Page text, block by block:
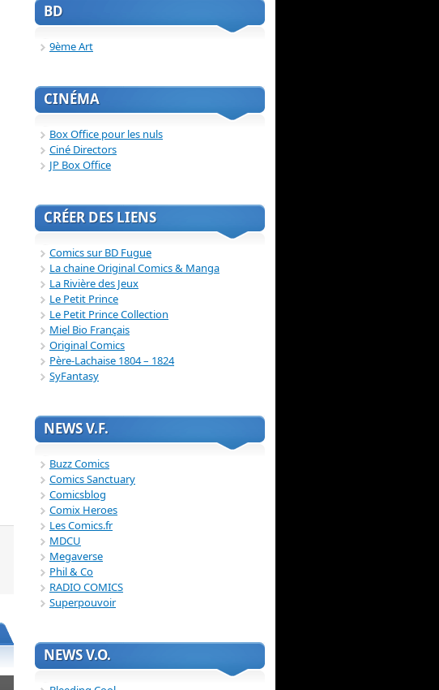
BD
9ème Art
CINÉMA
Box Office pour les nuls
Ciné Directors
JP Box Office
CRÉER DES LIENS
Comics sur BD Fugue
La chaine Original Comics & Manga
La Rivière des Jeux
Le Petit Prince
Le Petit Prince Collection
Miel Bio Français
Original Comics
Père-Lachaise 1804 – 1824
SyFantasy
NEWS V.F.
Buzz Comics
Comics Sanctuary
Comicsblog
Comix Heroes
Les Comics.fr
MDCU
Megaverse
Phil & Co
RADIO COMICS
Superpouvoir
NEWS V.O.